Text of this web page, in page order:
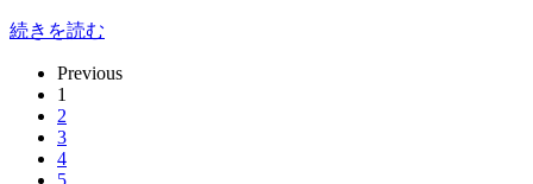
続きを読む
Previous
1
2
3
4
5